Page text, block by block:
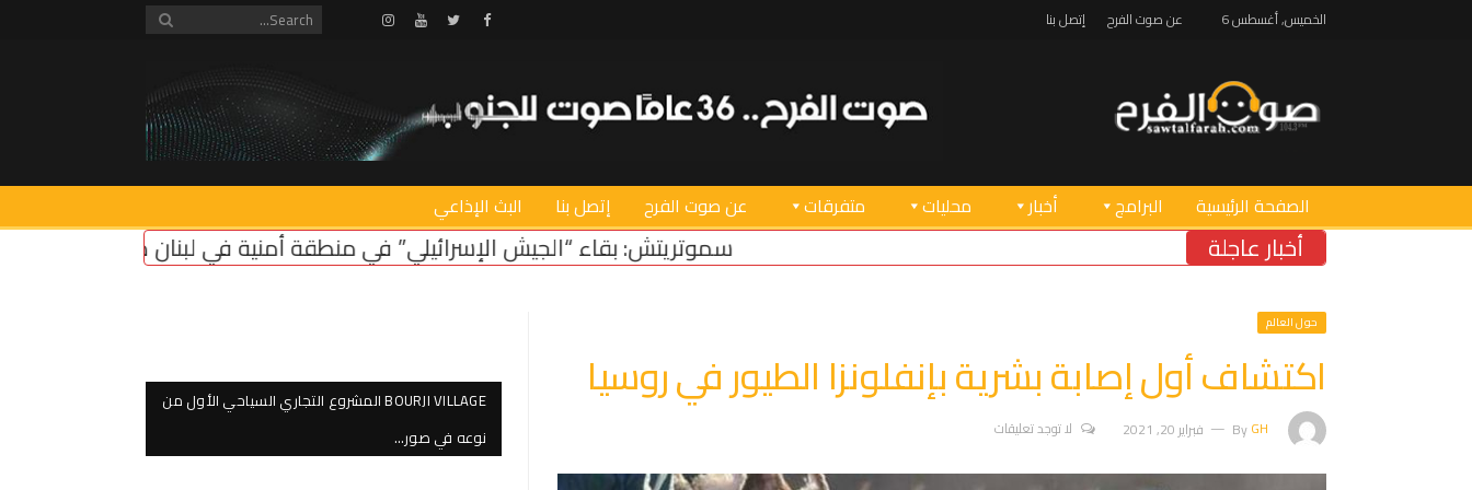
الخميس, أغسطس 6 عن صوت الفرح إتصل بنا Facebook
Twitter
Youtube
Instagram
الصفحة الرئيسية البرامج أخبار محليات متفرقات عن صوت الفرح إتصل بنا البث الإذاعي
أخبار عاجلة سموتريتش: بقاء “الجيش الإسرائيلي” في منطقة أمنية في لبنان ضروري لأمن سكان الشمال
حول العالم
اكتشاف أول إصابة بشرية بإنفلونزا الطيور في روسيا
ByGH فبراير 20, 2021 لا توجد تعليقات
BOURJI VILLAGE المشروع التجاري السياحي الأول من
نوعه في صور…